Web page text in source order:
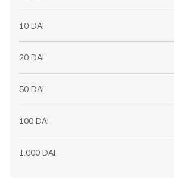
10 DAI
20 DAI
50 DAI
100 DAI
1.000 DAI